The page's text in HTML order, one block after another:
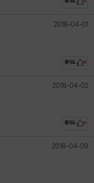
2018-04-01
좋아요 0
2018-04-02
좋아요 0
2018-04-09